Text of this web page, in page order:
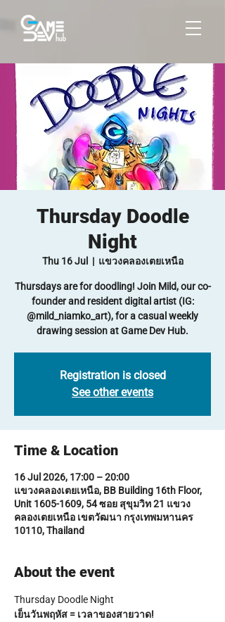
Thursday Doodle
Night
Thu 16 Jul
  |
แขวงคลองเตยเหนือ
Thursdays are for doodling! Join Mild, our co-
founder and resident digital artist (IG:
@mild_niamko_art), for a casual weekly
drawing session at Game Dev Hub.
Registration is closed
See other events
Time & Location
16 Jul 2026, 17:00 – 20:00
แขวงคลองเตยเหนือ, BB Building 16th Floor,
Unit 1605-1609, 54 ซอย สุขุมวิท 21 แขวง
คลองเตยเหนือ เขตวัฒนา กรุงเทพมหานคร
10110, Thailand
About the event
Thursday Doodle Night
เย็นวันพฤหัส = เวลาของสายวาด!